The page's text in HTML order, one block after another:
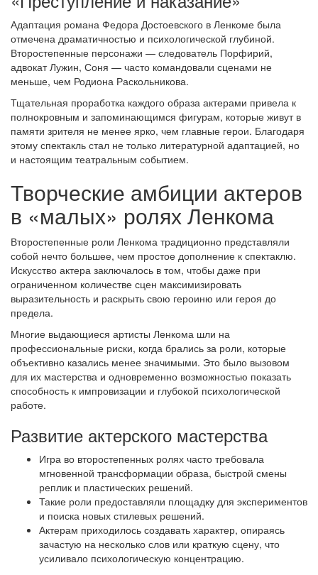
Адаптация романа Федора Достоевского в Ленкоме была
отмечена драматичностью и психологической глубиной.
Второстепенные персонажи — следователь Порфирий,
адвокат Лужин, Соня — часто командовали сценами не
меньше, чем Родиона Раскольникова.
Тщательная проработка каждого образа актерами привела к
полнокровным и запоминающимся фигурам, которые живут в
памяти зрителя не менее ярко, чем главные герои. Благодаря
этому спектакль стал не только литературной адаптацией, но
и настоящим театральным событием.
Творческие амбиции актеров
в «малых» ролях Ленкома
Второстепенные роли Ленкома традиционно представляли
собой нечто большее, чем простое дополнение к спектаклю.
Искусство актера заключалось в том, чтобы даже при
ограниченном количестве сцен максимизировать
выразительность и раскрыть свою героиню или героя до
предела.
Многие выдающиеся артисты Ленкома шли на
профессиональные риски, когда брались за роли, которые
объективно казались менее значимыми. Это было вызовом
для их мастерства и одновременно возможностью показать
способность к импровизации и глубокой психологической
работе.
Развитие актерского мастерства
Игра во второстепенных ролях часто требовала
мгновенной трансформации образа, быстрой смены
реплик и пластических решений.
Такие роли предоставляли площадку для экспериментов
и поиска новых стилевых решений.
Актерам приходилось создавать характер, опираясь
зачастую на несколько слов или краткую сцену, что
усиливало психологическую концентрацию.